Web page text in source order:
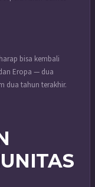
bisa kembali
Eropa — dua
dua tahun terakhir.